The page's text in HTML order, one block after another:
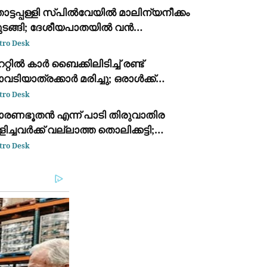
സ്പില്‍വേയിൽ മാലിന്യനീക്കം
ദേശീയപാതയിൽ വൻ
Desk
കാർ ബൈക്കിലിടിച്ച് രണ്ട്
മരിച്ചു; ഒരാൾക്ക്
Desk
എന്ന് പാടി തിരുവാതിര
വല്ലാത്ത തൊലിക്കട്ടി;
സംഘടനകളെ പരിഹസിച്ച്
Desk